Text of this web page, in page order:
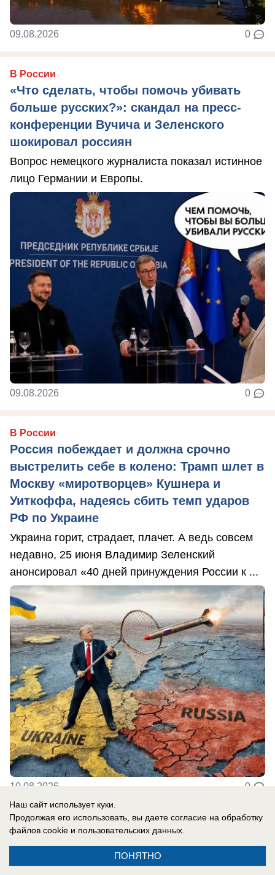
09.08.2026 0
В России
«Что сделать, чтобы помочь убивать
больше русских?»: скандал на пресс-
конференции Вучича и Зеленского
шокировал россиян
Вопрос немецкого журналиста показал истинное
лицо Германии и Европы.
09.08.2026 0
В России
Россия побеждает и должна срочно
выстрелить себе в колено: Трамп шлет в
Москву «миротворцев» Кушнера и
Уиткоффа, надеясь сбить темп ударов
РФ по Украине
Украина горит, страдает, плачет. А ведь совсем
недавно, 25 июня Владимир Зеленский
анонсировал «40 дней принуждения России к ...
10.08.2026 0
В России
трогательную свадебную клятву Диме
Наш сайт использует куки.
Продолжая его использовать, вы даете согласие на обработку
файлов cookie и пользовательских данных.
ПОНЯТНО